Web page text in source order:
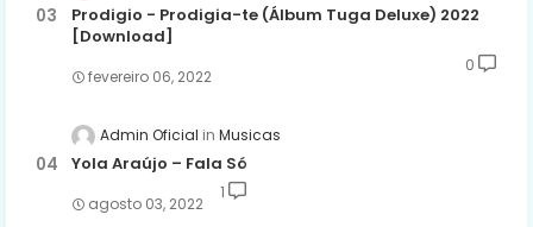
Prodigio - Prodigia-te (Álbum Tuga Deluxe) 2022
[Download]
fevereiro 06, 2022
0
Admin Oficial Musicas
Yola Araújo – Fala Só
agosto 03, 2022
1